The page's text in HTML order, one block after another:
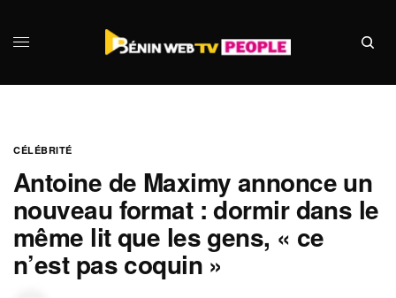
CÉLÉBRITÉ
Antoine de Maximy annonce un
nouveau format : dormir dans le
même lit que les gens, « ce
n’est pas coquin »